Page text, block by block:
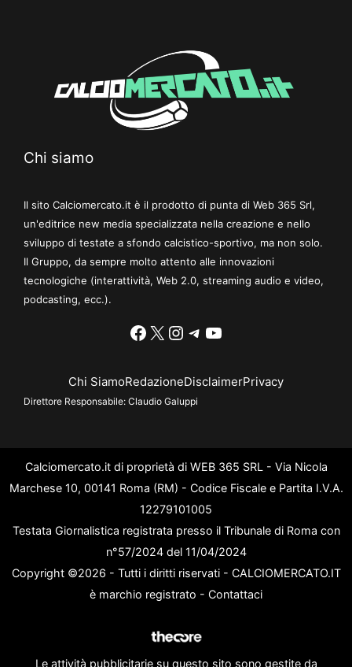
Chi siamo
Il sito Calciomercato.it è il prodotto di punta di Web 365 Srl,
un'editrice new media specializzata nella creazione e nello
sviluppo di testate a sfondo calcistico-sportivo, ma non solo.
Il Gruppo, da sempre molto attento alle innovazioni
tecnologiche (interattività, Web 2.0, streaming audio e video,
podcasting, ecc.).
Facebook
X Instagram
Telegram
YouTube
Chi SiamoRedazioneDisclaimerPrivacy
Direttore Responsabile: Claudio Galuppi
Calciomercato.it di proprietà di WEB 365 SRL - Via Nicola
Marchese 10, 00141 Roma (RM) - Codice Fiscale e Partita I.V.A.
12279101005
Testata Giornalistica registrata presso il Tribunale di Roma con
n°57/2024 del 11/04/2024
Copyright ©2026 - Tutti i diritti riservati - CALCIOMERCATO.IT
è marchio registrato - Contattaci
Le attività pubblicitarie su questo sito sono gestite da